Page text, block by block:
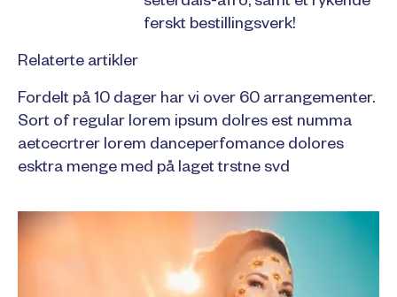
ferskt bestillingsverk!
Relaterte artikler
Fordelt på 10 dager har vi over 60 arrangementer.
Sort of regular lorem ipsum dolres est numma
aetcecrtrer lorem danceperfomance dolores
esktra menge med på laget trstne svd